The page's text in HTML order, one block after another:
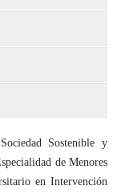
Sostenible y
de Menores
en Intervención